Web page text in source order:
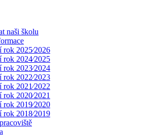
naši školu
rok 2025⁄2026
rok 2024⁄2025
rok 2023⁄2024
rok 2022⁄2023
rok 2021⁄2022
rok 2020⁄2021
rok 2019⁄2020
rok 2018⁄2019